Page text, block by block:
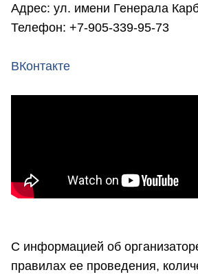
Адрес: ул. имени Генерала
Телефон: +7-905-339-95-73
ВКонтакте
С информацией об
правилах ее проведения,